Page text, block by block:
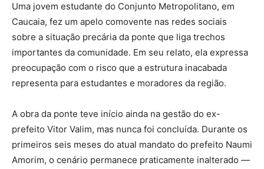
Uma jovem estudante do Conjunto Metropolitano, em
Caucaia, fez um apelo comovente nas redes sociais
sobre a situação precária da ponte que liga trechos
importantes da comunidade. Em seu relato, ela expressa
preocupação com o risco que a estrutura inacabada
representa para estudantes e moradores da região.
A obra da ponte teve início ainda na gestão do ex-
prefeito Vitor Valim, mas nunca foi concluída. Durante os
primeiros seis meses do atual mandato do prefeito Naumi
Amorim, o cenário permanece praticamente inalterado —